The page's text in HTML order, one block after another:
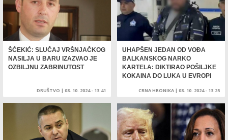
ŠĆEKIĆ: SLUČAJ VRŠNJAČKOG
NASILJA U BARU IZAZVAO JE
OZBILJNU ZABRINUTOST
DRUŠTVO | 08. 10. 2024 - 13:41
UHAPŠEN JEDAN OD VOĐA
BALKANSKOG NARKO
KARTELA: DIKTIRAO POŠILJKE
KOKAINA DO LUKA U EVROPI
CRNA HRONIKA | 08. 10. 2024 - 13:25